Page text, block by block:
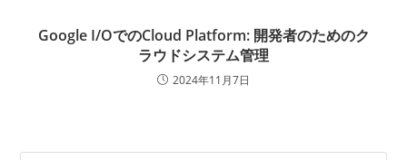
Google I/OでのCloud Platform: 開発者のためのク
ラウドシステム管理
2024年11月7日